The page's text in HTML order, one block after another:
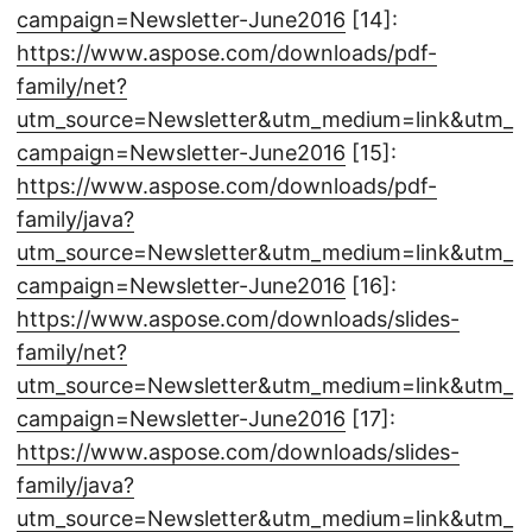
campaign=Newsletter-June2016 [14]:
https://www.aspose.com/downloads/pdf-
family/net?
utm_source=Newsletter&utm_medium=link&utm_
campaign=Newsletter-June2016 [15]:
https://www.aspose.com/downloads/pdf-
family/java?
utm_source=Newsletter&utm_medium=link&utm_
campaign=Newsletter-June2016 [16]:
https://www.aspose.com/downloads/slides-
family/net?
utm_source=Newsletter&utm_medium=link&utm_
campaign=Newsletter-June2016 [17]:
https://www.aspose.com/downloads/slides-
family/java?
utm_source=Newsletter&utm_medium=link&utm_